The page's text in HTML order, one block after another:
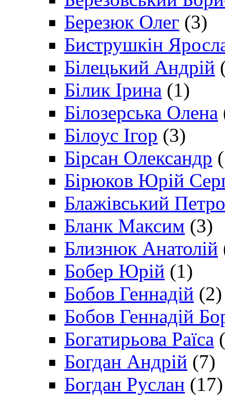
Березюк Олег (3)
Биструшкін
Білецький Андрій
Білик Ірина (1)
Білозерська Олена
Білоус Ігор (3)
Бірсан Олександр
Бірюков Юрій
Блажівський Петро
Бланк Максим (3)
Близнюк Анатолій
Бобер Юрій (1)
Бобов Геннадій (2)
Бобов Геннадій
Богатирьова Раїса
Богдан Андрій (7)
Богдан Руслан (17)